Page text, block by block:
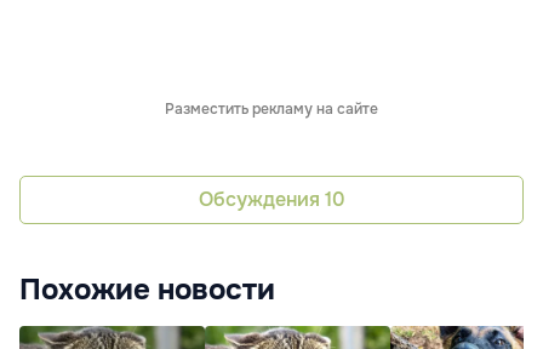
Разместить рекламу на сайте
Обсуждения 10
Похожие новости